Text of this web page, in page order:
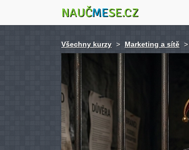
NAUČMESE.CZ
Všechny kurzy > Marketing a sítě >